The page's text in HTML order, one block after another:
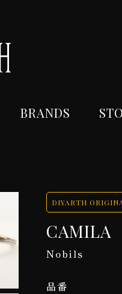
BRANDS
DIYARTH
CAMILA
Nobils
品番